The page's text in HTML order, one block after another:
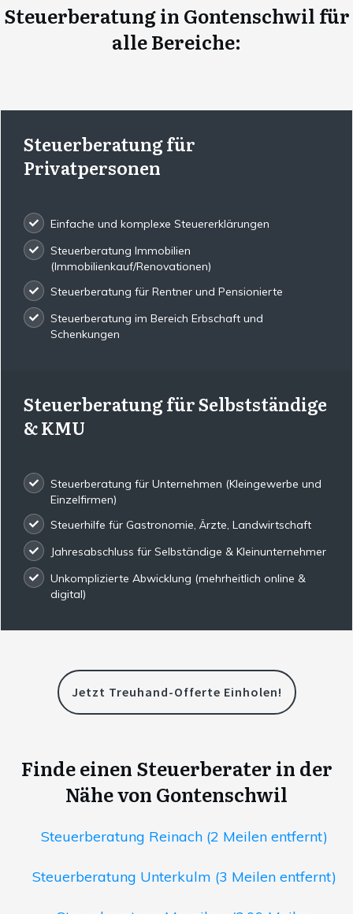
Steuerberatungin Gontenschwil für
alle Bereiche:
Steuerberatung für
Privatpersonen
Einfache und komplexe Steuererklärungen
Steuerberatung Immobilien
(Immobilienkauf/Renovationen)
Steuerberatung für Rentner und Pensionierte
Steuerberatung im Bereich Erbschaft und
Schenkungen
Steuerberatung für Selbstständige
& KMU
Steuerberatung für Unternehmen (Kleingewerbe und
Einzelfirmen)
Steuerhilfe für Gastronomie, Ärzte, Landwirtschaft
Jahresabschluss für Selbständige & Kleinunternehmer
Unkomplizierte Abwicklung (mehrheitlich online &
digital)
Jetzt Treuhand-Offerte Einholen!
Finde einen Steuerberater in der
Nähe von Gontenschwil
Steuerberatung Reinach (2 Meilen entfernt)
Steuerberatung Unterkulm (3 Meilen entfernt)